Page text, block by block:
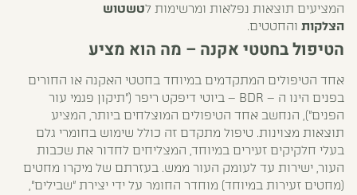
המציעים תוצאות נפלאות ומרשימות לטשטוש
הצלקות והחטטים.
הטיפול בחטטי אקנה – מה הוא מציע
אחד הטיפולים המתקדמים במיוחד בחטטי האקנה או החורים
בפנים הינו ה – BDR – ביוטי דיפקט ריפר ("תיקון פגמי עור
הפנים"), הנחשב אחד הטיפולים המוצלחים ביותר, המציע
תוצאות מצוינות. טיפול מתקדם זה כולל שימוש בחומרי גלם
בעלי חלקיקים זעירים במיוחד, המצליחים לחדור את שכבות
העור, ישירות עד לעומק העור ממש. בעזרתם של מיקרו מחטים
(מחטים זעירות במיוחד) מוחדר החומר על ידי יצירת "שבילים",